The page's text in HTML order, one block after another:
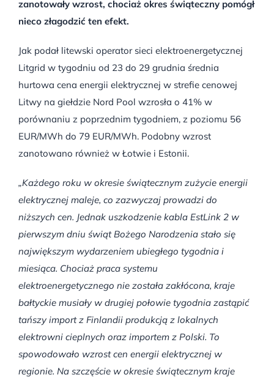
zanotowały wzrost, chociaż okres świąteczny pomógł
nieco złagodzić ten efekt.
Jak podał litewski operator sieci elektroenergetycznej
Litgrid w tygodniu od 23 do 29 grudnia średnia
hurtowa cena energii elektrycznej w strefie cenowej
Litwy na giełdzie Nord Pool wzrosła o 41% w
porównaniu z poprzednim tygodniem, z poziomu 56
EUR/MWh do 79 EUR/MWh. Podobny wzrost
zanotowano również w Łotwie i Estonii.
„Każdego roku w okresie świątecznym zużycie energii
elektrycznej maleje, co zazwyczaj prowadzi do
niższych cen. Jednak uszkodzenie kabla EstLink 2 w
pierwszym dniu świąt Bożego Narodzenia stało się
największym wydarzeniem ubiegłego tygodnia i
miesiąca. Chociaż praca systemu
elektroenergetycznego nie została zakłócona, kraje
bałtyckie musiały w drugiej połowie tygodnia zastąpić
tańszy import z Finlandii produkcją z lokalnych
elektrowni cieplnych oraz importem z Polski. To
spowodowało wzrost cen energii elektrycznej w
regionie. Na szczęście w okresie świątecznym kraje